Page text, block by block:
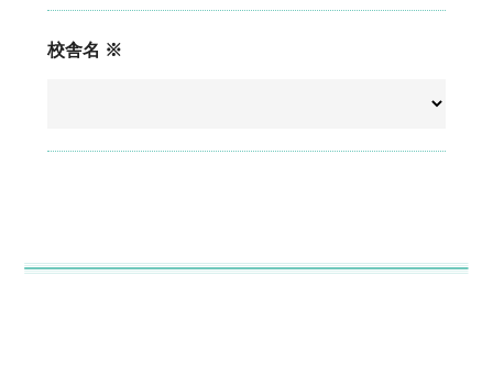
校舎名 ※